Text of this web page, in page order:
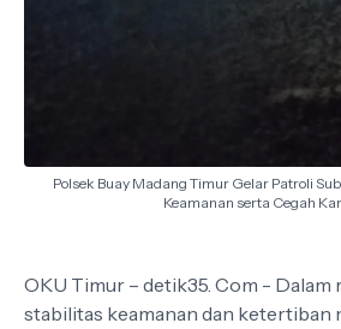
Polsek Buay Madang Timur Gelar Patroli
Keamanan serta Cegah
OKU Timur – detik35. Com - Dalam
stabilitas keamanan dan ketertiban